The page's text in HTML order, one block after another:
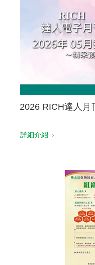
2026 RICH達人月
詳細介紹